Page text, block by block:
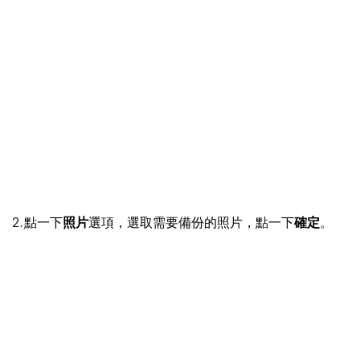
2. 點一下照片選項，選取需要備份的照片，點一下確定。